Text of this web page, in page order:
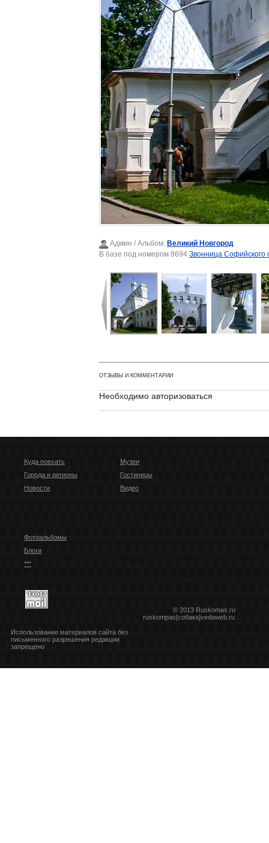
Админ / Альбом: Великий Новгород
В базе под номером 8694 Звонница Софийского
ОТЗЫВЫ И КОММЕНТАРИИ
Необходимо авторизоваться
Куда поехать
Города и регионы
Новости
Музеи
Гостиницы
Видео
Фотоальбомы
Блоги
***
© 2013 Ruskomas.ru
ruskompas[собака]vedaweb.ru
Использование материалов сайта без
письменного разрешения редакции
запрещено